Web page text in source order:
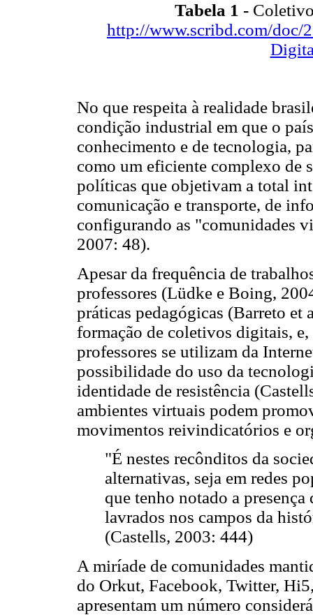
Tabela 1 -
http://www.scribd.com/doc/
No que respeita à realidade
condição industrial em que o
conhecimento e de tecnologia,
como um eficiente complexo de
políticas que objetivam a total
comunicação e transporte, de
configurando as "comunidades
2007: 48).
Apesar da frequência de
professores (Lüdke e Boing,
práticas pedagógicas (Barreto et
formação de coletivos digitais,
professores se utilizam da
possibilidade do uso da
identidade de resistência
ambientes virtuais podem
movimentos reivindicatórios e
"É nestes recônditos da
alternativas, seja em redes
que tenho notado a
lavrados nos campos da
(Castells, 2003: 444)
A miríade de comunidades
do Orkut, Facebook, Twitter,
apresentam um número